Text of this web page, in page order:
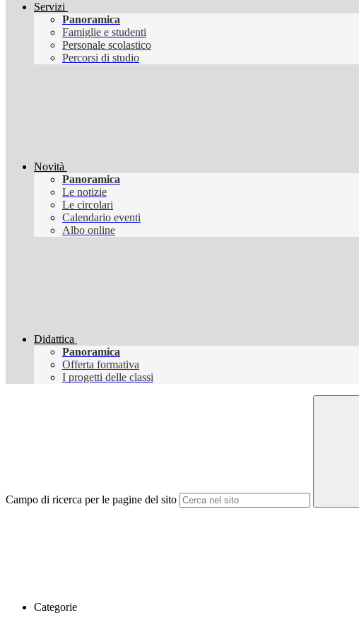
Servizi
Panoramica
Famiglie e studenti
Personale scolastico
Percorsi di studio
Novità
Panoramica
Le notizie
Le circolari
Calendario eventi
Albo online
Didattica
Panoramica
Offerta formativa
I progetti delle classi
Campo di ricerca per le pagine del sito
Categorie